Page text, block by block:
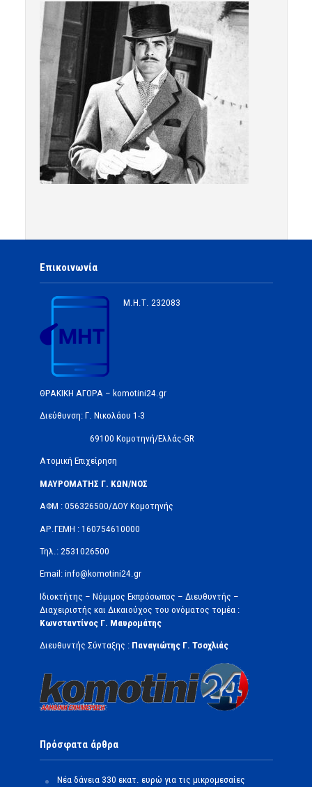
Επικοινωνία
Μ.Η.Τ. 232083
ΘΡΑΚΙΚΗ ΑΓΟΡΑ – komotini24.gr
Διεύθυνση: Γ. Νικολάου 1-3
69100 Κομοτηνή/Ελλάς-GR
Ατομική Επιχείρηση
ΜΑΥΡΟΜΑΤΗΣ Γ. ΚΩΝ/ΝΟΣ
ΑΦΜ : 056326500/ΔOΥ Κομοτηνής
ΑΡ.ΓΕΜΗ : 160754610000
Τηλ.: 2531026500
Email: info@komotini24.gr
Ιδιοκτήτης – Νόμιμος Εκπρόσωπος – Διευθυντής –
Διαχειριστής και Δικαιούχος του ονόματος τομέα :
Κωνσταντίνος Γ. Μαυρομάτης
Διευθυντής Σύνταξης : Παναγιώτης Γ. Τσοχλιάς
Πρόσφατα άρθρα
Νέα δάνεια 330 εκατ. ευρώ για τις μικρομεσαίες